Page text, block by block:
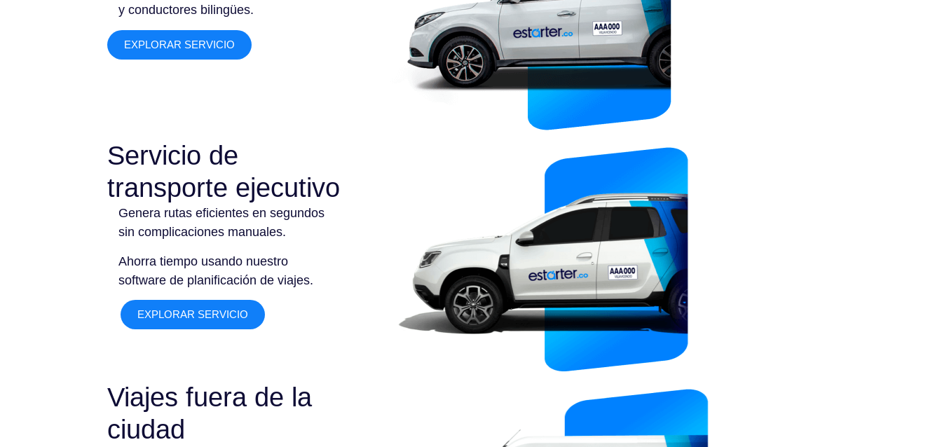
y conductores bilingües.
EXPLORAR SERVICIO
Servicio de
transporte ejecutivo
Genera rutas eficientes en segundos
sin complicaciones manuales.
Ahorra tiempo usando nuestro
software de planificación de viajes.
EXPLORAR SERVICIO
Viajes fuera de la
ciudad